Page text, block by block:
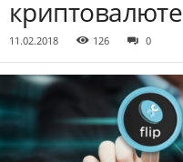
криптовалюте
11.02.2018 126 0